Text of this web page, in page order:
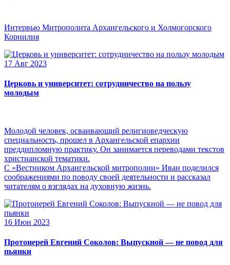
Интервью Митрополита Архангельского и Холмогорского
Корнилия
17 Авг 2023
Церковь и университет: сотрудничество на пользу
молодым
Молодой человек, осваивающий религиоведческую
специальность, прошел в Архангельской епархии
преддипломную практику. Он занимается переводами текстов
христианской тематики.
С «Вестником Архангельской митрополии» Иван поделился
соображениями по поводу своей деятельности и рассказал
читателям о взглядах на духовную жизнь.
16 Июн 2023
Протоиерей Евгений Соколов: Выпускной — не повод для
пьянки